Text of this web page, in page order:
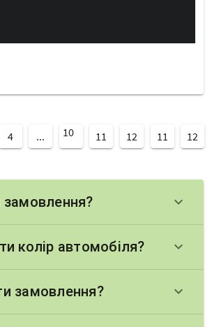
4 ... 10 11 12 11 12
замовлення? keyboard_arrow_down
колір автомобіля? keyboard_arrow_down
замовлення? keyboard_arrow_down